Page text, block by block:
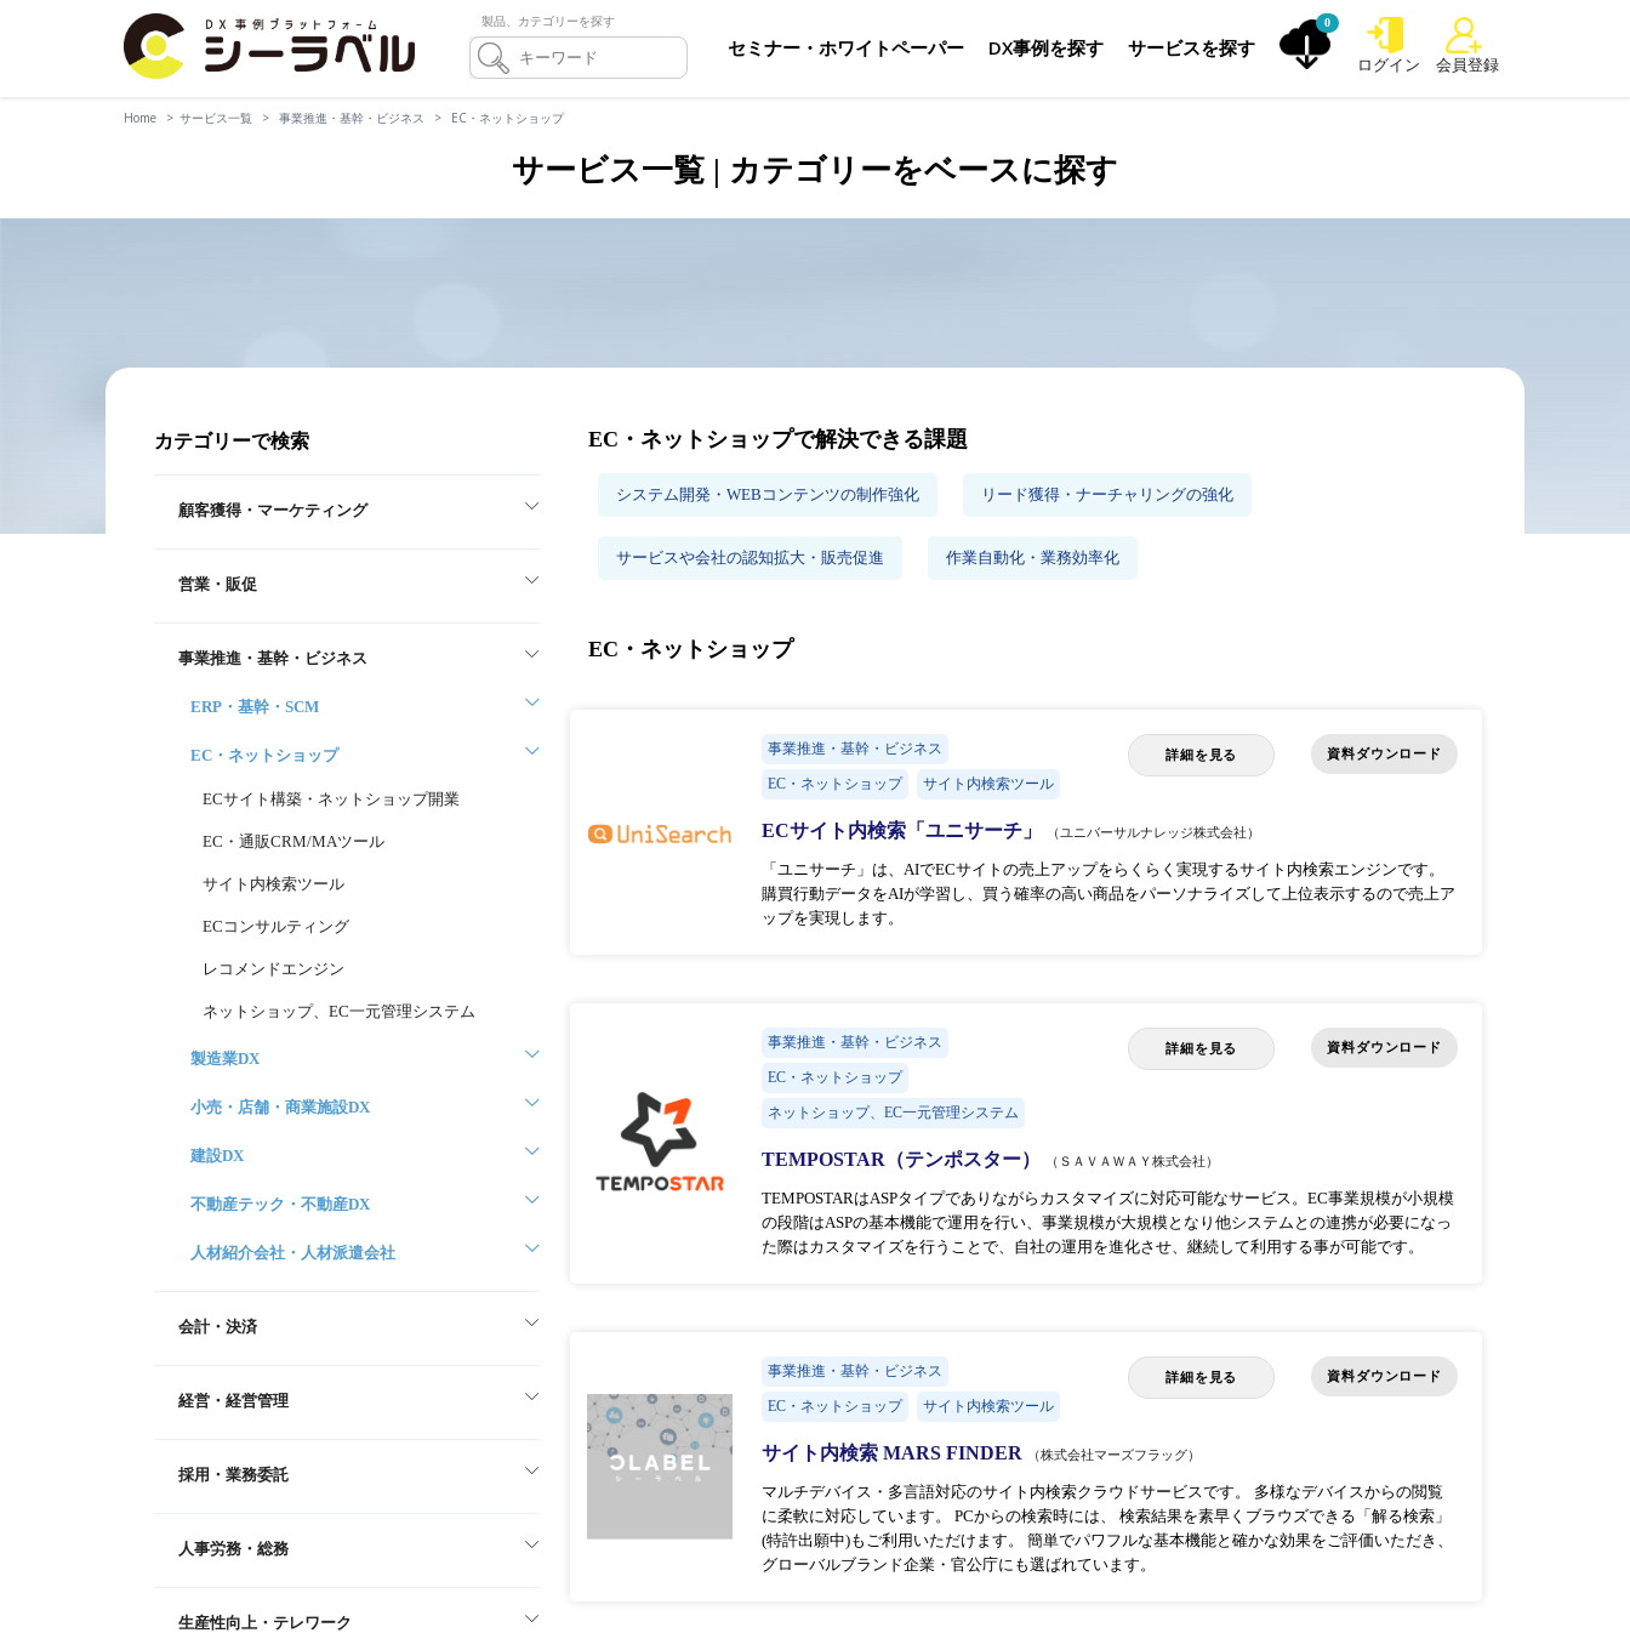
製品、カテゴリーを探す
セミナー・ホワイトペーパー DX事例を探す サービスを探す
0
ログイン 会員登録
Home サービス一覧 事業推進・基幹・ビジネス EC・ネットショップ
サービス一覧 | カテゴリーをベースに探す
カテゴリーで検索
顧客獲得・マーケティング
営業・販促
事業推進・基幹・ビジネス
ERP・基幹・SCM
EC・ネットショップ
ECサイト構築・ネットショップ開業
EC・通販CRM/MAツール
サイト内検索ツール
ECコンサルティング
レコメンドエンジン
ネットショップ、EC一元管理システム
製造業DX
小売・店舗・商業施設DX
建設DX
不動産テック・不動産DX
人材紹介会社・人材派遣会社
会計・決済
経営・経営管理
採用・業務委託
人事労務・総務
生産性向上・テレワーク
EC・ネットショップで解決できる課題
システム開発・WEBコンテンツの制作強化 リード獲得・ナーチャリングの強化
サービスや会社の認知拡大・販売促進 作業自動化・業務効率化
EC・ネットショップ
事業推進・基幹・ビジネス
EC・ネットショップ サイト内検索ツール
詳細を見る 資料ダウンロード
ECサイト内検索「ユニサーチ」 （ユニバーサルナレッジ株式会社）
「ユニサーチ」は、AIでECサイトの売上アップをらくらく実現するサイト内検索エンジンです。
購買行動データをAIが学習し、買う確率の高い商品をパーソナライズして上位表示するので売上ア
ップを実現します。
事業推進・基幹・ビジネス
EC・ネットショップ
ネットショップ、EC一元管理システム
詳細を見る 資料ダウンロード
TEMPOSTAR（テンポスター） （ＳＡＶＡＷＡＹ株式会社）
TEMPOSTARはASPタイプでありながらカスタマイズに対応可能なサービス。EC事業規模が小規模
の段階はASPの基本機能で運用を行い、事業規模が大規模となり他システムとの連携が必要になっ
た際はカスタマイズを行うことで、自社の運用を進化させ、継続して利用する事が可能です。
事業推進・基幹・ビジネス
EC・ネットショップ サイト内検索ツール
詳細を見る 資料ダウンロード
サイト内検索 MARS FINDER （株式会社マーズフラッグ）
マルチデバイス・多言語対応のサイト内検索クラウドサービスです。 多様なデバイスからの閲覧
に柔軟に対応しています。 PCからの検索時には、 検索結果を素早くブラウズできる「解る検索」
(特許出願中)もご利用いただけます。 簡単でパワフルな基本機能と確かな効果をご評価いただき、
グローバルブランド企業・官公庁にも選ばれています。